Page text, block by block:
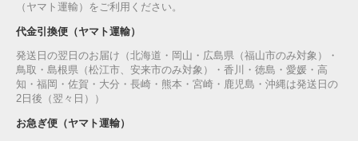
（ヤマト運輸）をご利用ください。
代金引換便（ヤマト運輸）
発送日の翌日のお届け（北海道・岡山・広島県（福山市のみ対象）・
鳥取・島根県（松江市、安来市のみ対象）・香川・徳島・愛媛・高
知・福岡・佐賀・大分・長崎・熊本・宮崎・鹿児島・沖縄は発送日の
2日後（翌々日））
お急ぎ便（ヤマト運輸）